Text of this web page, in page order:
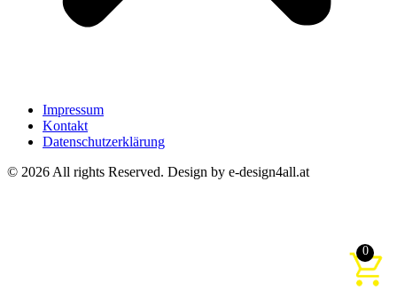
Impressum
Kontakt
Datenschutzerklärung
© 2026 All rights Reserved. Design by e-design4all.at
0